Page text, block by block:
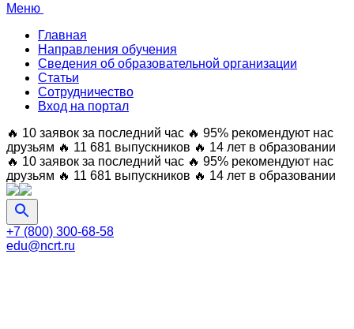
Меню
Главная
Направления обучения
Сведения об образовательной организации
Статьи
Сотрудничество
Вход на портал
🔥 10 заявок за последний час 🔥 95% рекомендуют нас
друзьям 🔥 11 681 выпускников 🔥 14 лет в образовании
🔥 10 заявок за последний час 🔥 95% рекомендуют нас
друзьям 🔥 11 681 выпускников 🔥 14 лет в образовании
+7 (800) 300-68-58
edu@ncrt.ru